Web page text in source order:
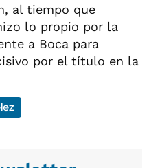
al tiempo que
lo propio por la
a Boca para
por el título en la